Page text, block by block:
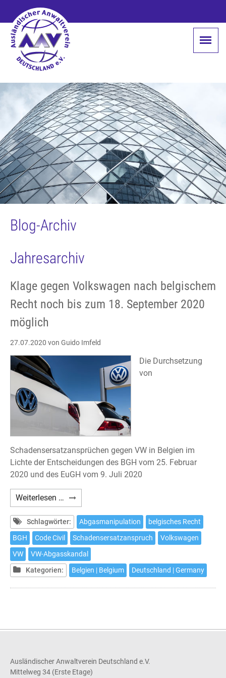
Blog-Archiv
Jahresarchiv
Klage gegen Volkswagen nach belgischem
Recht noch bis zum 18. September 2020
möglich
27.07.2020 von Guido Imfeld
Die Durchsetzung
von
Schadensersatzansprüchen gegen VW in Belgien im
Lichte der Entscheidungen des BGH vom 25. Februar
2020 und des EuGH vom 9. Juli 2020
Weiterlesen … Klage
gegen
Volkswagen
nach
belgischem
Recht
noch
2020
Schlagwörter: Abgasmanipulation
belgisches Recht
BGH
Code Civil Schadensersatzanspruch
Volkswagen
VW
VW-Abgasskandal
Kategorien:
Belgien | Belgium Deutschland | Germany
Ausländischer Anwaltverein Deutschland e.V.
Mittelweg 34 (Erste Etage)